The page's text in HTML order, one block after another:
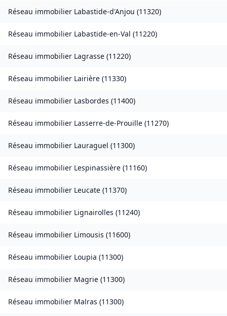
Réseau immobilier Labastide-d'Anjou (11320)
Réseau immobilier Labastide-en-Val (11220)
Réseau immobilier Lagrasse (11220)
Réseau immobilier Lairière (11330)
Réseau immobilier Lasbordes (11400)
Réseau immobilier Lasserre-de-Prouille (11270)
Réseau immobilier Lauraguel (11300)
Réseau immobilier Lespinassière (11160)
Réseau immobilier Leucate (11370)
Réseau immobilier Lignairolles (11240)
Réseau immobilier Limousis (11600)
Réseau immobilier Loupia (11300)
Réseau immobilier Magrie (11300)
Réseau immobilier Malras (11300)